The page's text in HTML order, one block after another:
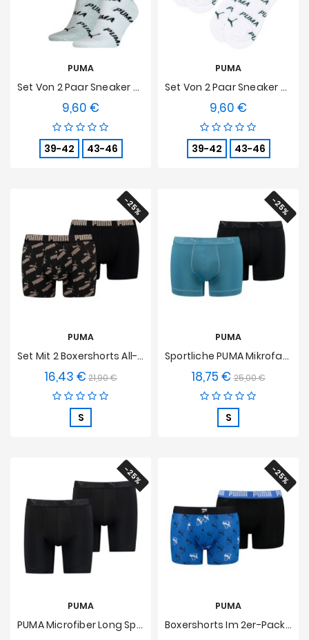
PUMA
Set Von 2 Paar Sneaker Socken Mit PUMA Logo - Weiß Und Grau
9,60 €
39-42 43-46
PUMA
Set Von 2 Paar Sneaker Socken Mit PUMA Logo - Weiß
9,60 €
39-42 43-46
-25%
PUMA
Set Mit 2 Boxershorts All-Over-Print Logo - Schwarz
16,43 € Verkaufspreis
21,90 €Preis
S
-25%
PUMA
Sportliche PUMA Mikrofaser Boxershorts 2er Set - Blau Und Schwarz
18,75 € Verkaufspreis
25,00 €Preis
S
-25%
PUMA
PUMA Microfiber Long Sports Boxer (2er-Set) - Schwarz
-25%
PUMA
Boxershorts Im 2er-Pack Mit Allover-Print Und Katzenlogo PUMA - Schwarz Und Blau